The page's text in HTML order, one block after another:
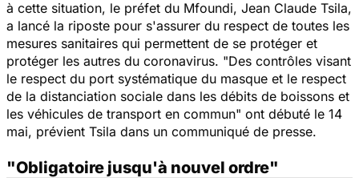
à cette situation, le préfet du Mfoundi, Jean Claude Tsila,
a lancé la riposte pour s'assurer du respect de toutes les
mesures sanitaires qui permettent de se protéger et
protéger les autres du coronavirus. "Des contrôles visant
le respect du port systématique du masque et le respect
de la distanciation sociale dans les débits de boissons et
les véhicules de transport en commun" ont débuté le 14
mai, prévient Tsila dans un communiqué de presse.
"Obligatoire jusqu'à nouvel ordre"